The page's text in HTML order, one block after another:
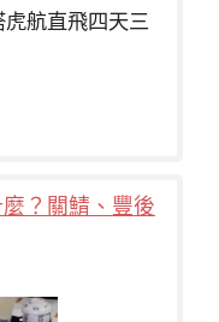
航直飛四天三
？關鯖、豐後